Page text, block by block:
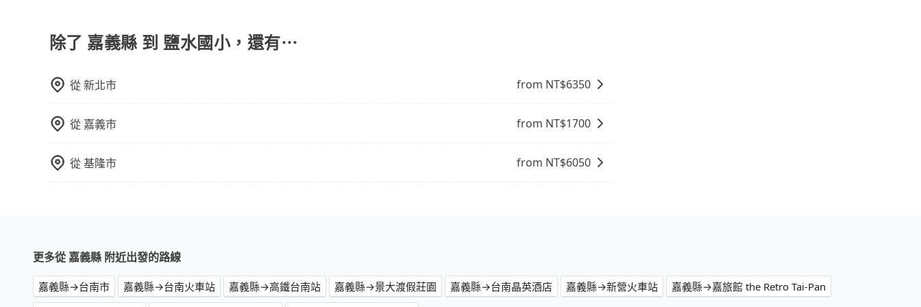
能用更少的司機來服務更多的旅客，意味著使用到不熟悉的司機或者轉單給其他車行的情況比同行更低，如此便
反應在服務品質的控管會更佳。但tripool網站上的價格是動態的，一般來說越早預訂價格越優，且保證前一天中
再額外加收$3.2，從嘉義縣（太保市）到鹽水國小的花費預估為$500~900（金額差異來自於平假日、車款差
異、抵達目的地後多久原路返回），雖已將eTag和可能的每小時40元路邊停車費用預估進去，但額外的汽車保
體驗較差的車款，如果人數超過四位，更是沒有較大的七人座或九人座可供選擇，而且無人租車最令人詬病的就
樣。另外，偶爾也會遇到明明已經預約了時間但上一位用戶卻遲遲尚未歸還，又或者要還車時卻偏偏找不到停車
位，對於急著用車或者要載其他乘客的人來說就有不小的風險。最後，雖然路邊隨租隨還看似方便，但實際使用
時還是有其區域的限制，實際可停靠的地點與你的上下車地點仍有段距離，在遇到下雨天或者載行李時，就顯得
非常不便。
除了 嘉義縣 到 鹽水國小，還有⋯
從新北市 from NT$6350
從 嘉義市 from NT$1700
從基隆市 from NT$6050
更多從 嘉義縣 附近出發的路線
嘉義縣→台南市 嘉義縣→台南火車站 嘉義縣→高鐵台南站 嘉義縣→景大渡假莊園 嘉義縣→台南晶英酒店 嘉義縣→新營火車站
嘉義縣→嘉旅館 the Retro Tai-Pan